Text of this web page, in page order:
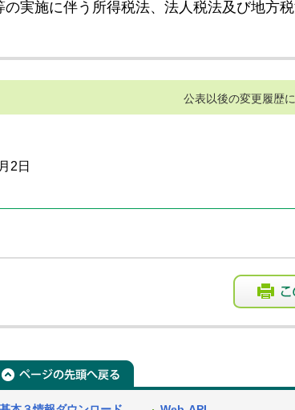
実施に伴う所得税法、法人税法及び地方
公表以後の変更履歴
2日